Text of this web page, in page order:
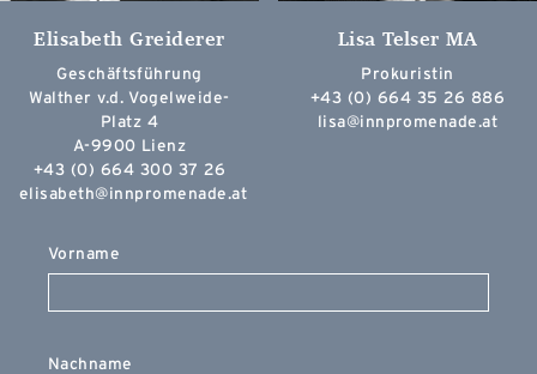
Elisabeth Greiderer
Geschäftsführung
Walther v.d. Vogelweide-
Platz 4
A-9900 Lienz
+43 (0) 664 300 37 26
elisabeth@innpromenade.at
Lisa Telser MA
Prokuristin
+43 (0) 664 35 26 886
lisa@innpromenade.at
Vorname
Nachname